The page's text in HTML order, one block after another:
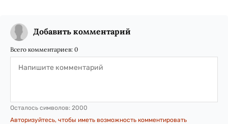
Добавить комментарий
Всего комментариев: 0
Осталось символов: 2000
Авторизуйтесь, чтобы иметь возможность комментировать